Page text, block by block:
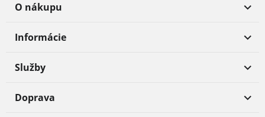
O nákupu
Informácie
Služby
Doprava